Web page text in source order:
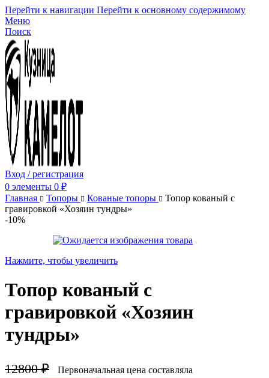
Перейти к навигации Перейти к основному содержимому
Меню
Поиск
Вход / регистрация
0 элементы 0 ₽
Главная
Топоры Кованые топоры
Топор кованый с
гравировкой «Хозяин тундры»
-10%
Нажмите, чтобы увеличить
Топор кованый с
гравировкой «Хозяин
тундры»
12800₽ Первоначальная цена составляла